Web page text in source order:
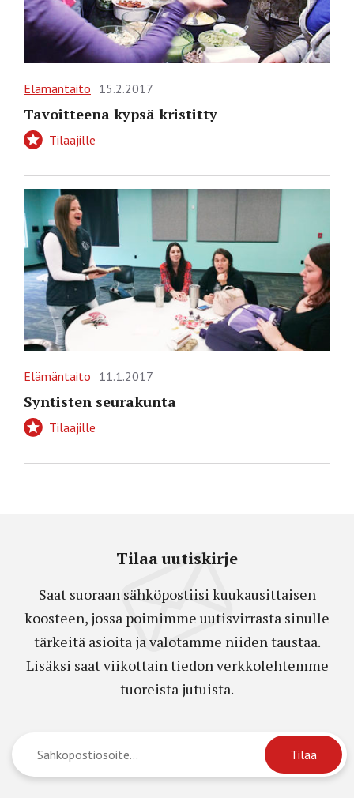
Elämäntaito 15.2.2017
Tavoitteena kypsä kristitty
Tilaajille
Elämäntaito 11.1.2017
Syntisten seurakunta
Tilaajille
Tilaa uutiskirje
Saat suoraan sähköpostiisi kuukausittaisen
koosteen, jossa poimimme uutisvirrasta sinulle
tärkeitä asioita ja valotamme niiden taustaa.
Lisäksi saat viikottain tiedon verkkolehtemme
tuoreista jutuista.